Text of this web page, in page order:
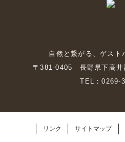
自然と繋がる、ゲスト
〒381-0405 長野県下高井
TEL：0269-
リンク サイトマップ